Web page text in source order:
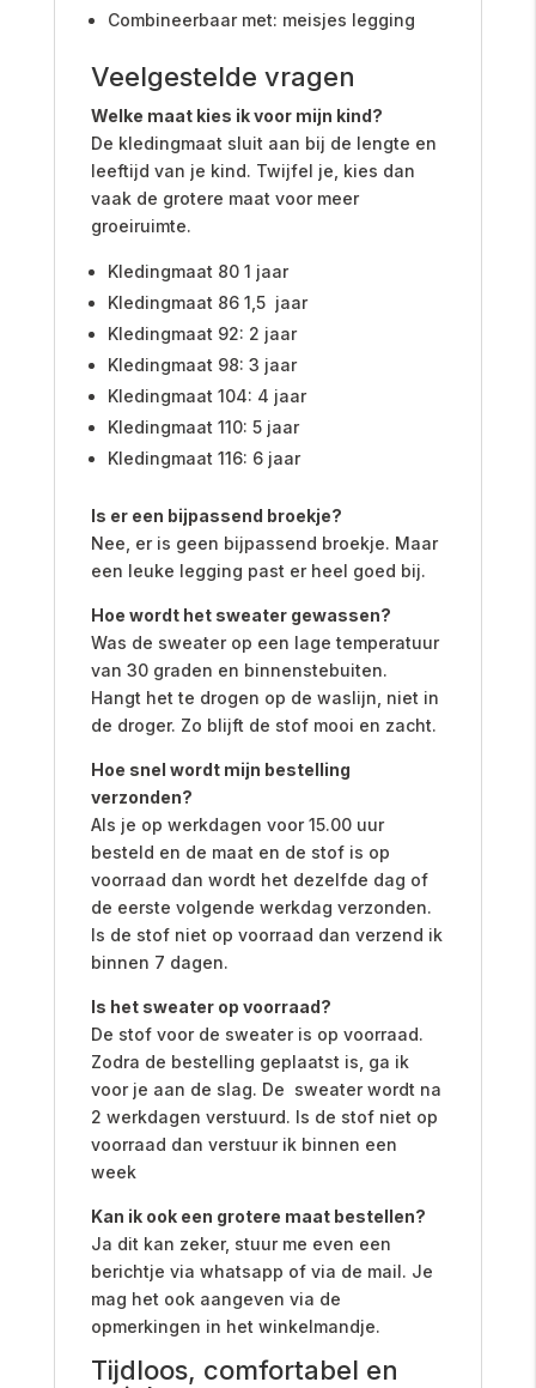
Combineerbaar met: meisjes legging
Veelgestelde vragen
Welke maat kies ik voor mijn kind?
De kledingmaat sluit aan bij de lengte en
leeftijd van je kind. Twijfel je, kies dan
vaak de grotere maat voor meer
groeiruimte.
Kledingmaat 80 1 jaar
Kledingmaat 86 1,5 jaar
Kledingmaat 92: 2 jaar
Kledingmaat 98: 3 jaar
Kledingmaat 104: 4 jaar
Kledingmaat 110: 5 jaar
Kledingmaat 116: 6 jaar
Is er een bijpassend broekje?
Nee, er is geen bijpassend broekje. Maar
een leuke legging past er heel goed bij.
Hoe wordt het sweater gewassen?
Was de sweater op een lage temperatuur
van 30 graden en binnenstebuiten.
Hangt het te drogen op de waslijn, niet in
de droger. Zo blijft de stof mooi en zacht.
Hoe snel wordt mijn bestelling
verzonden?
Als je op werkdagen voor 15.00 uur
besteld en de maat en de stof is op
voorraad dan wordt het dezelfde dag of
de eerste volgende werkdag verzonden.
Is de stof niet op voorraad dan verzend ik
binnen 7 dagen.
Is het sweater op voorraad?
De stof voor de sweater is op voorraad.
Zodra de bestelling geplaatst is, ga ik
voor je aan de slag. De sweater wordt na
2 werkdagen verstuurd. Is de stof niet op
voorraad dan verstuur ik binnen een
week
Kan ik ook een grotere maat bestellen?
Ja dit kan zeker, stuur me even een
berichtje via whatsapp of via de mail. Je
mag het ook aangeven via de
opmerkingen in het winkelmandje.
Tijdloos, comfortabel en